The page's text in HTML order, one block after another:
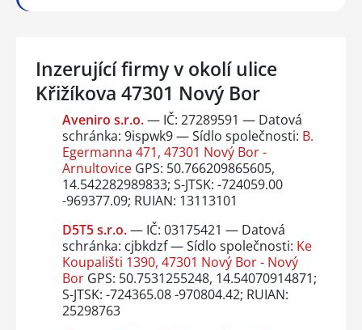
Inzerující firmy v okolí ulice
Křižíkova 47301 Nový Bor
Aveniro s.r.o.— IČ: 27289591 — Datová
schránka: 9ispwk9 — Sídlo společnosti: B.
Egermanna 471, 47301 Nový Bor -
ArnultoviceGPS: 50.766209865605,
14.542282989833; S-JTSK: -724059.00
-969377.09; RUIAN: 13113101
D5T5 s.r.o.— IČ: 03175421 — Datová
schránka: cjbkdzf — Sídlo společnosti: Ke
Koupališti 1390, 47301 Nový Bor - Nový
BorGPS: 50.7531255248, 14.54070914871;
S-JTSK: -724365.08 -970804.42; RUIAN:
25298763